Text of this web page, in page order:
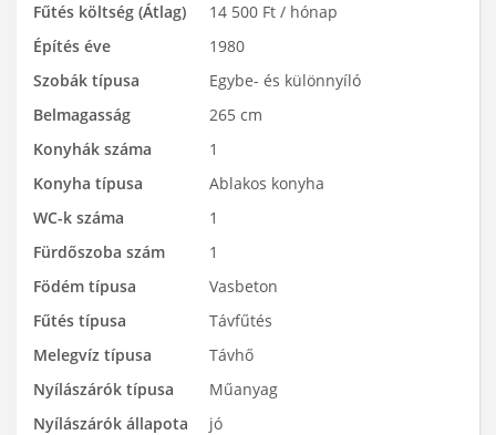
Fűtés költség (Átlag)
14 500 Ft / hónap
Építés éve
1980
Szobák típusa
Egybe- és különnyíló
Belmagasság
265 cm
Konyhák száma
1
Konyha típusa
Ablakos konyha
WC-k száma
1
Fürdőszoba szám
1
Födém típusa
Vasbeton
Fűtés típusa
Távfűtés
Melegvíz típusa
Távhő
Nyílászárók típusa
Műanyag
Nyílászárók állapota
jó